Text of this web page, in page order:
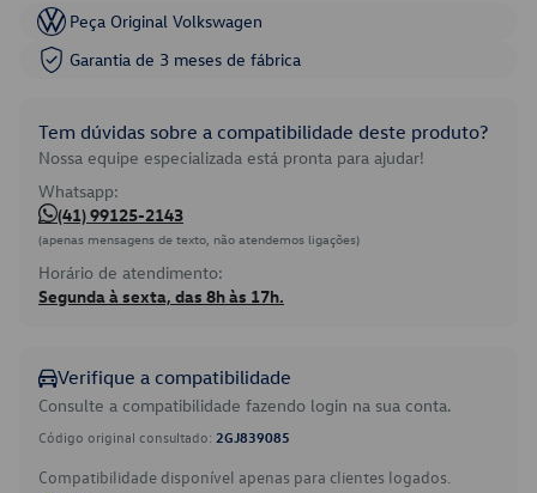
Peça Original Volkswagen
Garantia de 3 meses de fábrica
Tem dúvidas sobre a compatibilidade deste produto?
Nossa equipe especializada está pronta para ajudar!
Whatsapp:
(41) 99125-2143
(apenas mensagens de texto, não atendemos ligações)
Horário de atendimento:
Segunda à sexta, das 8h às 17h.
Verifique a compatibilidade
Consulte a compatibilidade fazendo login na sua conta.
Código original consultado: 2GJ839085
Compatibilidade disponível apenas para clientes logados.